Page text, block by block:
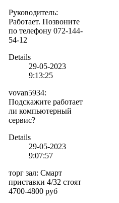
Руководитель:
Работает. Позвоните
по телефону 072-144-
54-12
Details
29-05-2023
9:13:25
vovan5934:
Подскажите работает
ли компьютерный
сервис?
Details
29-05-2023
9:07:57
торг зал: Смарт
приставки 4/32 стоят
4700-4800 руб